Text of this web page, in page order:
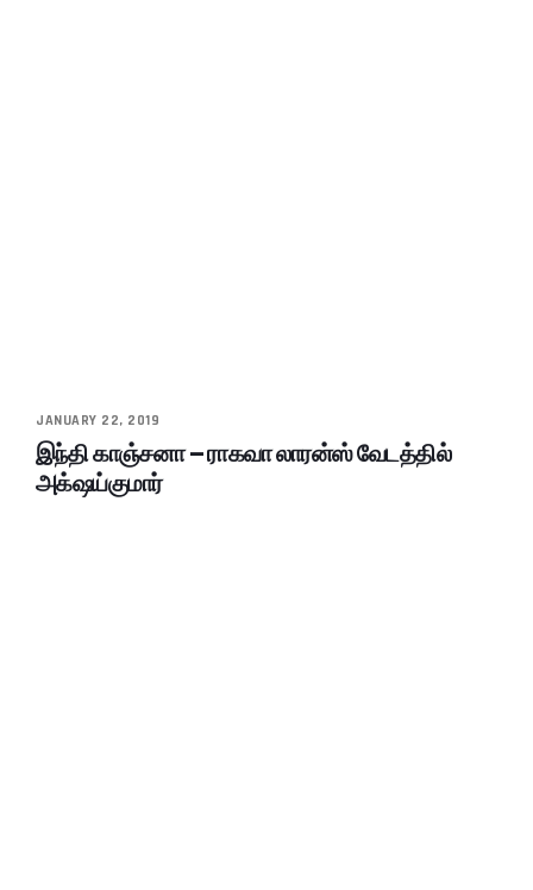
JANUARY 22, 2019
இந்தி காஞ்சனா – ராகவா லாரன்ஸ் வேடத்தில்
அக்‌ஷய்குமார்